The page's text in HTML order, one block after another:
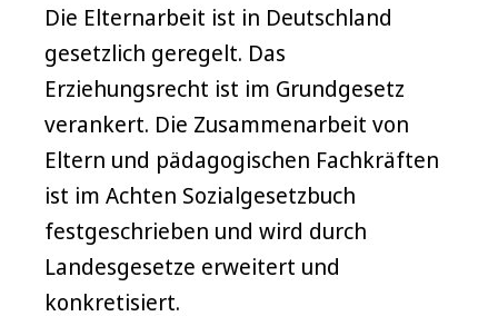
Die Elternarbeit ist in Deutschland
gesetzlich geregelt. Das
Erziehungsrecht ist im Grundgesetz
verankert. Die Zusammenarbeit von
Eltern und pädagogischen Fachkräften
ist im Achten Sozialgesetzbuch
festgeschrieben und wird durch
Landesgesetze erweitert und
konkretisiert.